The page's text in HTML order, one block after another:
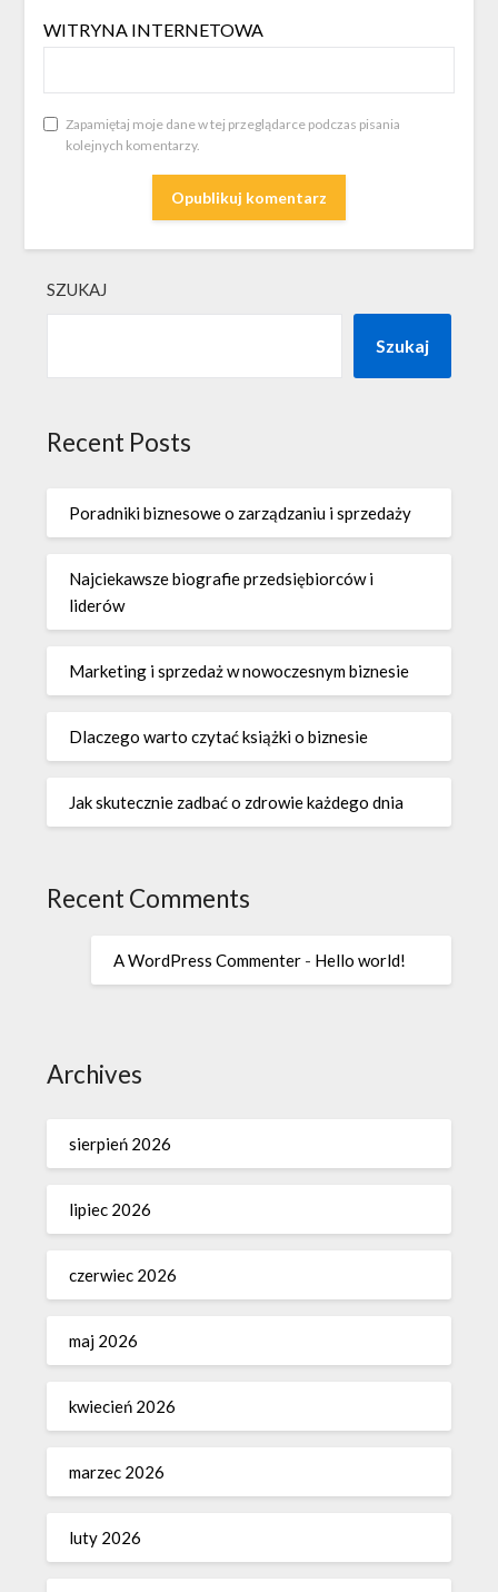
WITRYNA INTERNETOWA
Zapamiętaj moje dane w tej przeglądarce podczas pisania
kolejnych komentarzy.
SZUKAJ
Szukaj
Recent Posts
Poradniki biznesowe o zarządzaniu i sprzedaży
Najciekawsze biografie przedsiębiorców i
liderów
Marketing i sprzedaż w nowoczesnym biznesie
Dlaczego warto czytać książki o biznesie
Jak skutecznie zadbać o zdrowie każdego dnia
Recent Comments
A WordPress Commenter - Hello world!
Archives
sierpień 2026
lipiec 2026
czerwiec 2026
maj 2026
kwiecień 2026
marzec 2026
luty 2026